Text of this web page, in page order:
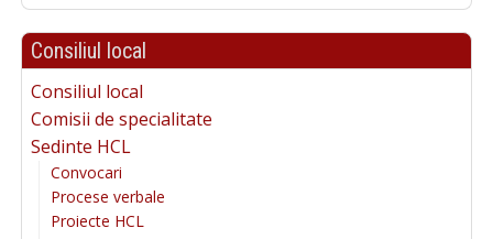
Consiliul local
Consiliul local
Comisii de specialitate
Sedinte HCL
Convocari
Procese verbale
Proiecte HCL